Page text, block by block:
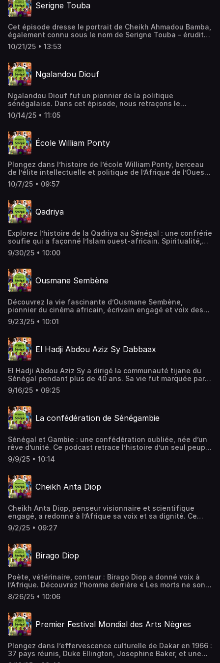
Serigne Touba
Cet épisode dresse le portrait de Cheikh Ahmadou Bamba,
également connu sous le nom de Serigne Touba – érudit
religieux et fondateur du mouridisme. De sa formation à
l’exil, jusqu’à la fondation de Touba. Un parcours entre
10/21/25 • 13:53
Ngalandou Diouf
Ngalandou Diouf fut un pionnier de la politique
sénégalaise. Dans cet épisode, nous retraçons le
parcours d’un homme qui s’est opposé à la domination
coloniale et s’est engagé pour les droits civiques des
10/14/25 • 11:05
École William Ponty
Plongez dans l’histoire de l’école William Ponty, berceau
de l’élite intellectuelle et politique de l’Afrique de l’Ouest.
Une institution qui a façonné l’enseignement et marqué
des générations.
10/7/25 • 09:57
Qadriya
Explorez l’histoire de la Qadriya au Sénégal : une confrérie
soufie qui a façonné l’Islam ouest-africain. Spiritualité,
savoir et héritage vivant au cœur des communautés
musulmanes.
9/30/25 • 10:00
Ousmane Sembène
Découvrez la vie fascinante d’Ousmane Sembène,
pionnier du cinéma africain, écrivain engagé et voix des
opprimés. De la Casamance à Cannes, son parcours est
une leçon de courage et de création. À écouter
9/23/25 • 10:01
El Hadji Abdou Aziz Sy Dabbaax
El Hadji Abdou Aziz Sy a dirigé la communauté tijane du
Sénégal pendant plus de 40 ans. Sa vie fut marquée par
le savoir, l’humilité et la médiation. Ce podcast retrace le
parcours d’un homme qui a profondément marqué son
9/16/25 • 09:25
La confédération de Sénégambie
Sénégal et Gambie : une confédération oubliée, née d’un
rêve d’unité. Ce podcast retrace l’histoire d’un seul peuple
divisé, ses espoirs, ses défis et les leçons d’un projet
ambitieux entre géographie, culture et politique.
9/9/25 • 10:14
Cheikh Anta Diop
Cheikh Anta Diop, penseur visionnaire et scientifique
engagé, a redonné à l’Afrique sa voix et sa dignité. Ce
podcast retrace son parcours, ses combats et son
héritage intellectuel. Une figure incontournable du XXe
9/2/25 • 09:27
Birago Diop
Poète, vétérinaire, conteur : Birago Diop a donné voix à
l’Afrique. Découvrez l’homme derrière « Les morts ne sont
pas morts », ses contes, ses combats, et son héritage
littéraire et culturel.
8/26/25 • 10:06
Premier Festival Mondial des Arts Nègres
Plongez dans l’effervescence culturelle de Dakar en 1966 :
37 pays réunis, Duke Ellington, Josephine Baker, et une
célébration inédite de l’art noir. Le premier Festival